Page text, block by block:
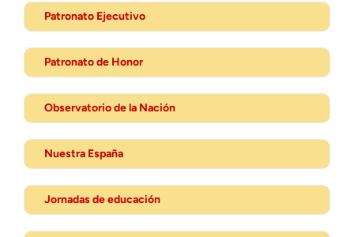
Patronato Ejecutivo
Patronato de Honor
Observatorio de la Nación
Nuestra España
Jornadas de educación